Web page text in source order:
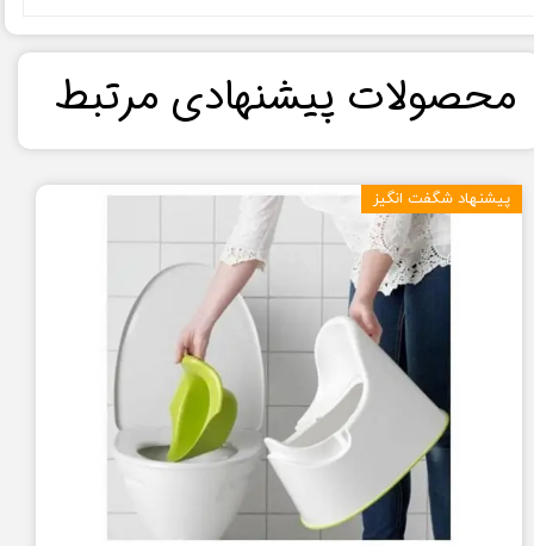
پیشنهاد شگفت انگیز
​محصولات پیشنهادی مرتبط​​​​​​​